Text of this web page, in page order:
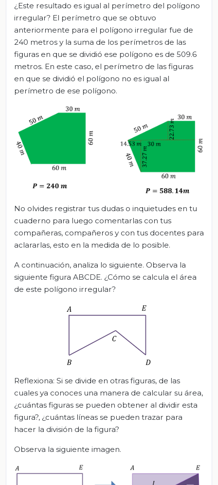
¿Este resultado es igual al perímetro del polígono
irregular? El perímetro que se obtuvo
anteriormente para el polígono irregular fue de
240 metros y la suma de los perímetros de las
figuras en que se dividió ese polígono es de 509.6
metros. En este caso, el perímetro de las figuras
en que se dividió el polígono no es igual al
perímetro de ese polígono.
No olvides registrar tus dudas o inquietudes en tu
cuaderno para luego comentarlas con tus
compañeras, compañeros y con tus docentes para
aclararlas, esto en la medida de lo posible.
A continuación, analiza lo siguiente. Observa la
siguiente figura ABCDE. ¿Cómo se calcula el área
de este polígono irregular?
Reflexiona: Si se divide en otras figuras, de las
cuales ya conoces una manera de calcular su área,
¿cuántas figuras se pueden obtener al dividir esta
figura?, ¿cuántas líneas se pueden trazar para
hacer la división de la figura?
Observa la siguiente imagen.